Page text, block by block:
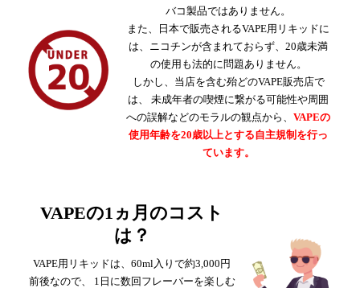
バコ製品ではありません。
また、日本で販売されるVAPE用リキッドに
は、ニコチンが含まれておらず、 20歳未満
の使用も法的に問題ありません。
しかし、当店を含む殆どのVAPE販売店で
は、 未成年者の喫煙に繋がる可能性や周囲
への誤解などのモラルの観点から、 VAPEの
使用年齢を20歳以上とする自主規制を行っ
ています。
VAPEの1ヵ月のコスト
は？
VAPE用リキッドは、60ml入りで約3,000円
前後なので、
1日に数回フレーバーを楽しむ